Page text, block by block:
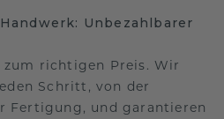
Unbezahlbarer
zum richtigen Preis. Wir
Schritt, von der
Fertigung, und garantieren